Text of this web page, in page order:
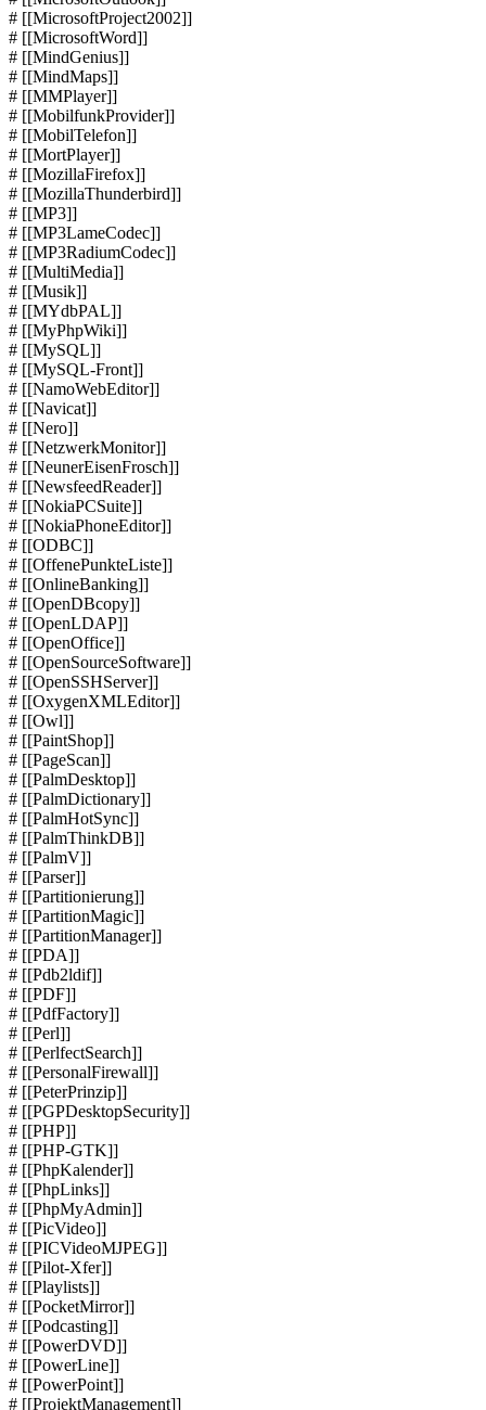
# [[MicrosoftProject2002]]
# [[MicrosoftWord]]
# [[MindGenius]]
# [[MindMaps]]
# [[MMPlayer]]
# [[MobilfunkProvider]]
# [[MobilTelefon]]
# [[MortPlayer]]
# [[MozillaFirefox]]
# [[MozillaThunderbird]]
# [[MP3]]
# [[MP3LameCodec]]
# [[MP3RadiumCodec]]
# [[MultiMedia]]
# [[Musik]]
# [[MYdbPAL]]
# [[MyPhpWiki]]
# [[MySQL]]
# [[MySQL-Front]]
# [[NamoWebEditor]]
# [[Navicat]]
# [[Nero]]
# [[NetzwerkMonitor]]
# [[NeunerEisenFrosch]]
# [[NewsfeedReader]]
# [[NokiaPCSuite]]
# [[NokiaPhoneEditor]]
# [[ODBC]]
# [[OffenePunkteListe]]
# [[OnlineBanking]]
# [[OpenDBcopy]]
# [[OpenLDAP]]
# [[OpenOffice]]
# [[OpenSourceSoftware]]
# [[OpenSSHServer]]
# [[OxygenXMLEditor]]
# [[Owl]]
# [[PaintShop]]
# [[PageScan]]
# [[PalmDesktop]]
# [[PalmDictionary]]
# [[PalmHotSync]]
# [[PalmThinkDB]]
# [[PalmV]]
# [[Parser]]
# [[Partitionierung]]
# [[PartitionMagic]]
# [[PartitionManager]]
# [[PDA]]
# [[Pdb2ldif]]
# [[PDF]]
# [[PdfFactory]]
# [[Perl]]
# [[PerlfectSearch]]
# [[PersonalFirewall]]
# [[PeterPrinzip]]
# [[PGPDesktopSecurity]]
# [[PHP]]
# [[PHP-GTK]]
# [[PhpKalender]]
# [[PhpLinks]]
# [[PhpMyAdmin]]
# [[PicVideo]]
# [[PICVideoMJPEG]]
# [[Pilot-Xfer]]
# [[Playlists]]
# [[PocketMirror]]
# [[Podcasting]]
# [[PowerDVD]]
# [[PowerLine]]
# [[PowerPoint]]
# [[ProjektManagement]]